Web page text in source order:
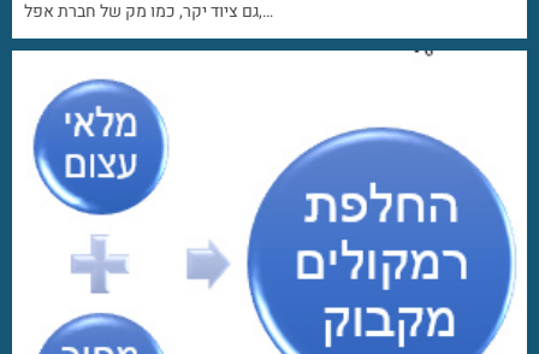
גם ציוד יקר, כמו מק של חברת אפל,…